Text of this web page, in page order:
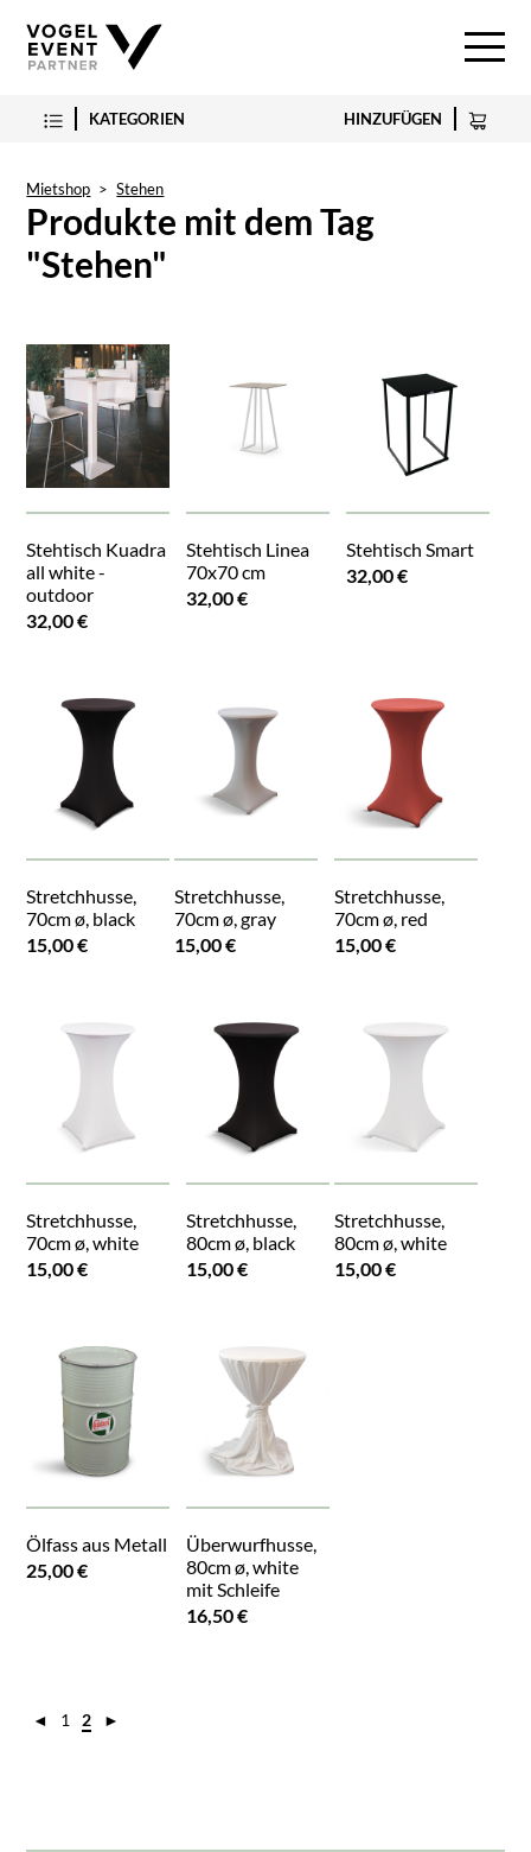
KATEGORIEN HINZUFÜGEN
Mietshop > Stehen
Produkte mit dem Tag
"Stehen"
Stehtisch Kuadra
all white -
outdoor
32,00 €
Stehtisch Linea
70x70 cm
32,00 €
Stehtisch Smart
32,00 €
Stretchhusse,
70cm ø, black
15,00 €
Stretchhusse,
70cm ø, gray
15,00 €
Stretchhusse,
70cm ø, red
15,00 €
Stretchhusse,
70cm ø, white
15,00 €
Stretchhusse,
80cm ø, black
15,00 €
Stretchhusse,
80cm ø, white
15,00 €
Ölfass aus Metall
25,00 €
Überwurfhusse,
80cm ø, white
mit Schleife
16,50 €
◄ 1 2 ►